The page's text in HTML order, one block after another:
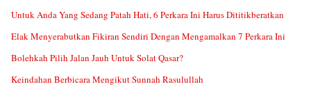
Untuk Anda Yang Sedang Patah Hati, 6 Perkara Ini Harus Dititikberatkan
Elak Menyerabutkan Fikiran Sendiri Dengan Mengamalkan 7 Perkara Ini
Bolehkah Pilih Jalan Jauh Untuk Solat Qasar?
Keindahan Berbicara Mengikut Sunnah Rasulullah